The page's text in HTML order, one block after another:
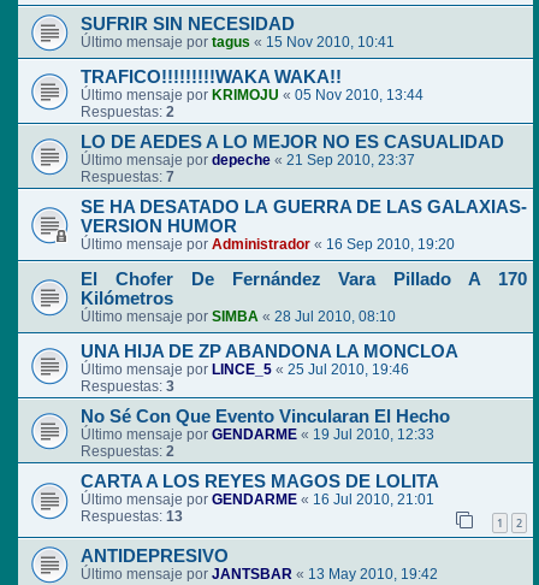
SUFRIR SIN NECESIDAD
Último mensaje por tagus « 15 Nov 2010, 10:41
TRAFICO!!!!!!!!!WAKA WAKA!!
Último mensaje por KRIMOJU « 05 Nov 2010, 13:44
Respuestas: 2
LO DE AEDES A LO MEJOR NO ES CASUALIDAD
Último mensaje por depeche « 21 Sep 2010, 23:37
Respuestas: 7
SE HA DESATADO LA GUERRA DE LAS GALAXIAS-
VERSION HUMOR
Último mensaje por Administrador « 16 Sep 2010, 19:20
El Chofer De Fernández Vara Pillado A 170
Kilómetros
Último mensaje por SIMBA « 28 Jul 2010, 08:10
UNA HIJA DE ZP ABANDONA LA MONCLOA
Último mensaje por LINCE_5 « 25 Jul 2010, 19:46
Respuestas: 3
No Sé Con Que Evento Vincularan El Hecho
Último mensaje por GENDARME « 19 Jul 2010, 12:33
Respuestas: 2
CARTA A LOS REYES MAGOS DE LOLITA
Último mensaje por GENDARME « 16 Jul 2010, 21:01
Respuestas: 13 1 2
ANTIDEPRESIVO
Último mensaje por JANTSBAR « 13 May 2010, 19:42